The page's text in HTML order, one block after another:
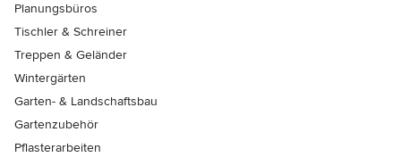
Planungsbüros
Tischler & Schreiner
Treppen & Geländer
Wintergärten
Garten- & Landschaftsbau
Gartenzubehör
Pflasterarbeiten